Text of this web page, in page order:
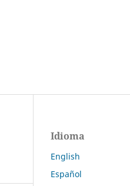
Idioma
English
Español